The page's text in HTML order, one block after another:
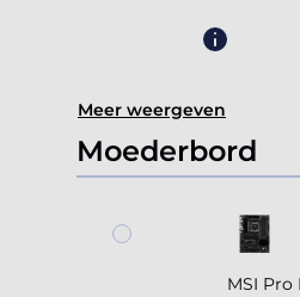
Meer weergeven
Moederbord
MSI Pro